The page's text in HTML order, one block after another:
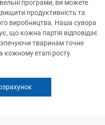
програми, ви можете
продуктивність та
виробництва. Наша сувора
що кожна партія відповідає
тваринам точне
кожному етапі росту.